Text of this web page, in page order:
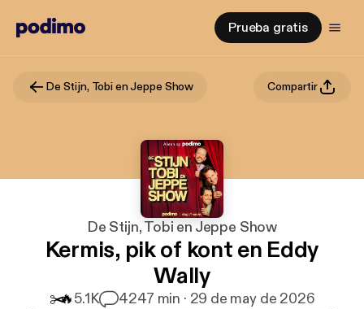
Prueba gratis
De Stijn, Tobi en Jeppe Show Compartir
De Stijn, Tobi en Jeppe Show
Kermis, pik of kont en Eddy
Wally
✂️🔥5.1K 4247 min · 29 de may de 2026